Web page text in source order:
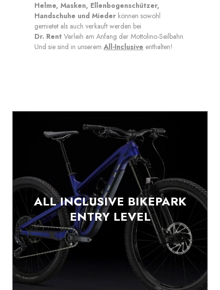
Helme, Masken, Ellenbogenschützer,
Handschuhe und Mieder können sowohl
gemietet als auch verkauft werden bei
Dr. Rent Verleih am Anfang der Mottolino-Seilbahn.
Und sie sind in unserem All-Inclusive enthalten!
ALL INCLUSIVE BIKEPARK
ENTRY LEVEL